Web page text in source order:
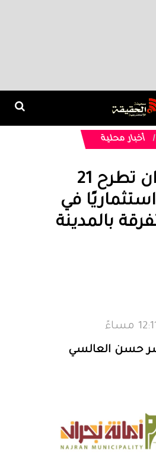
أخبار محلية
أمانة نجران تطرح 21
في
بالمدينة
حسن العالسي